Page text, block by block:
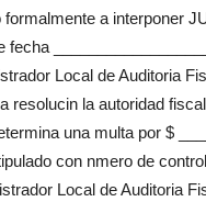
a interponer
fecha
Local de Auditoria
resolucin la autoridad
una multa por $
con nmero de
Local de Auditoria